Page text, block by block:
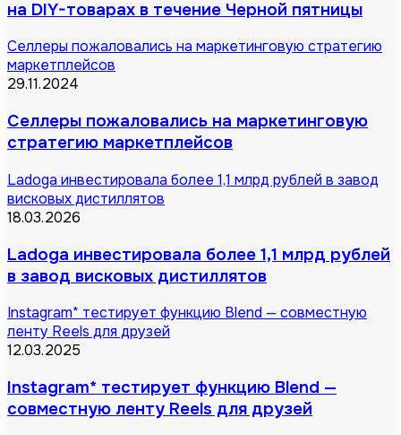
на DIY-товарах в течение Черной пятницы
Селлеры пожаловались на маркетинговую стратегию
маркетплейсов
29.11.2024
Селлеры пожаловались на маркетинговую
стратегию маркетплейсов
Ladoga инвестировала более 1,1 млрд рублей в завод
висковых дистиллятов
18.03.2026
Ladoga инвестировала более 1,1 млрд рублей
в завод висковых дистиллятов
Instagram* тестирует функцию Blend — совместную
ленту Reels для друзей
12.03.2025
Instagram* тестирует функцию Blend —
совместную ленту Reels для друзей